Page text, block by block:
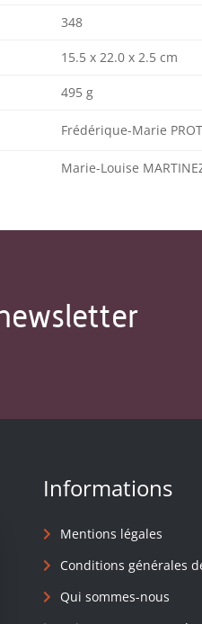
348
15.5 x 22.0 x 2.5 cm
495 g
Frédérique-Marie PROT
Marie-Louise
Informations
Mentions légales
Conditions générales
Qui sommes-nous